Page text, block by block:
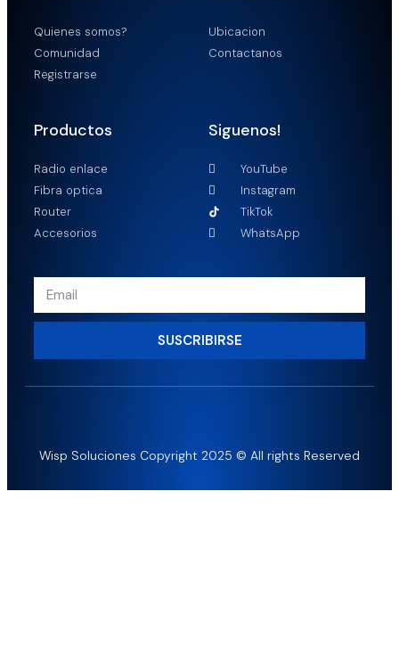
Quienes somos?
Comunidad
Registrarse
Ubicacion
Contactanos
Productos
Radio enlace
Fibra optica
Router
Accesorios
Siguenos!
YouTube
Instagram
TikTok
WhatsApp
SUSCRIBIRSE
Wisp Soluciones Copyright 2025 © All rights Reserved